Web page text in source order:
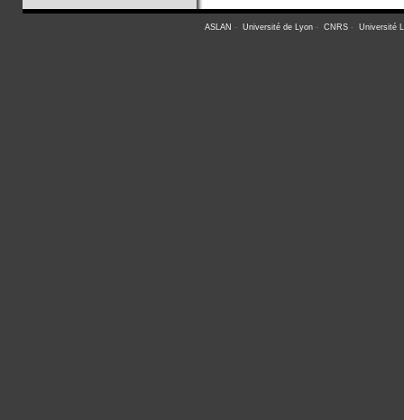
ASLAN - Université de Lyon- CNRS- Université